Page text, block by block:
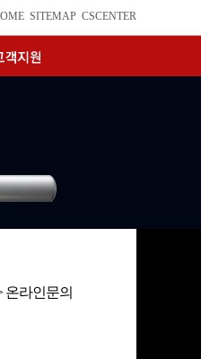
SITEMAP CSCENTER
온라인문의